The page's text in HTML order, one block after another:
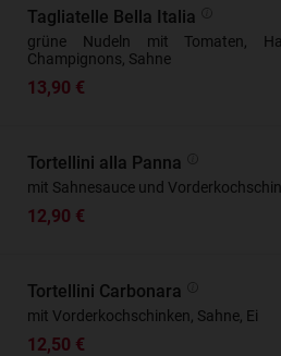
Tagliatelle Bella Italia
grüne Nudeln mit Tomaten,
Champignons, Sahne
13,90 €
Tortellini alla Panna
mit Sahnesauce und
12,90 €
Tortellini Carbonara
mit Vorderkochschinken, Sahne, Ei
12,50 €